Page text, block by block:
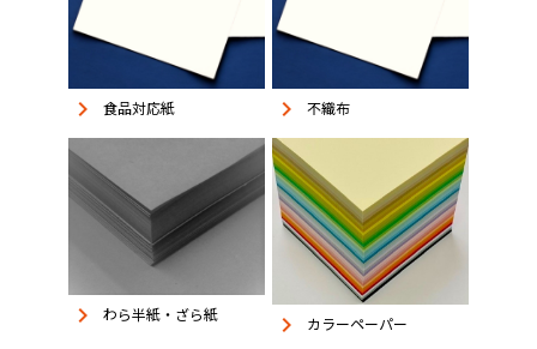
keyboard_arrow_right 食品対応紙 keyboard_arrow_right 不織布
keyboard_arrow_right わら半紙・ざら紙 keyboard_arrow_right カラーペーパー